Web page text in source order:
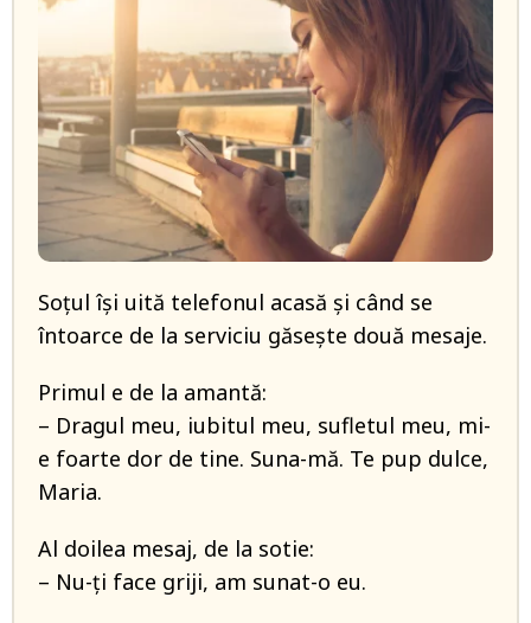
Soțul își uită telefonul acasă și când se
întoarce de la serviciu găsește două mesaje.
Primul e de la amantă:
– Dragul meu, iubitul meu, sufletul meu, mi-
e foarte dor de tine. Suna-mă. Te pup dulce,
Maria.
Al doilea mesaj, de la sotie:
– Nu-ți face griji, am sunat-o eu.